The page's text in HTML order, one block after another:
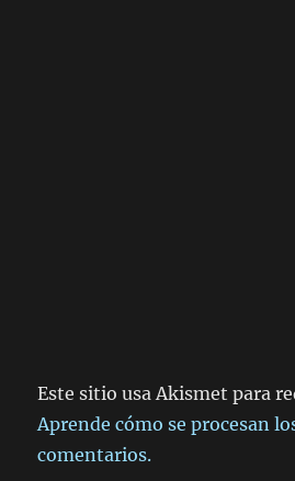
Este sitio usa Akismet para
Aprende cómo se procesan
comentarios.